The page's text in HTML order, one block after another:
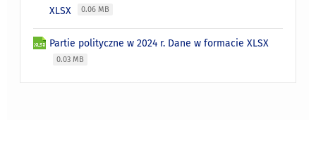
XLSX
0.06 MB
Partie polityczne w 2024 r. Dane w formacie XLSX
0.03 MB